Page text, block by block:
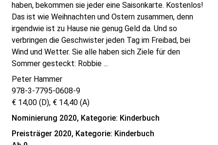
haben, bekommen sie jeder eine Saisonkarte. Kostenlos!
Das ist wie Weihnachten und Ostern zusammen, denn
irgendwie ist zu Hause nie genug Geld da. Und so
verbringen die Geschwister jeden Tag im Freibad, bei
Wind und Wetter. Sie alle haben sich Ziele für den
Sommer gesteckt: Robbie ...
Peter Hammer
978-3-7795-0608-9
€ 14,00 (D), € 14,40 (A)
Nominierung 2020, Kategorie: Kinderbuch
Preisträger 2020, Kategorie: Kinderbuch